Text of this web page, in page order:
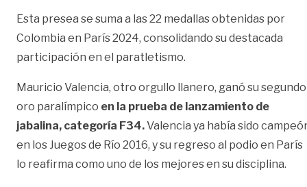
Esta presea se suma a las 22 medallas obtenidas por
Colombia en París 2024, consolidando su destacada
participación en el paratletismo.
Mauricio Valencia, otro orgullo llanero, ganó su segundo
oro paralímpico en la prueba de lanzamiento de
jabalina, categoría F34.Valencia ya había sido
en los Juegos de Río 2016, y su regreso al podio en París
lo reafirma como uno de los mejores en su disciplina.